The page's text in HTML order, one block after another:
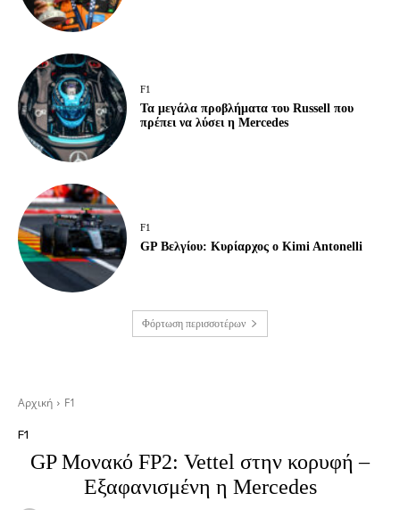
F1
Τα μεγάλα προβλήματα του Russell που
πρέπει να λύσει η Mercedes
F1
GP Βελγίου: Κυρίαρχος ο Kimi Antonelli
Φόρτωση περισσοτέρων